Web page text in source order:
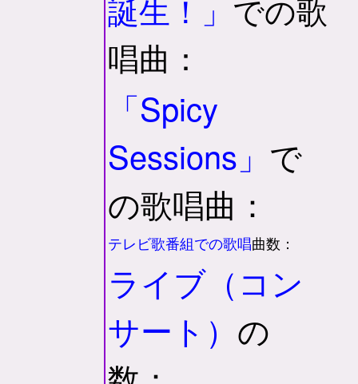
誕生！」 での歌
唱曲：
「Spicy
Sessions」 で
の歌唱曲：
テレビ歌番組での歌唱曲数：
ライブ（コン
サート） の